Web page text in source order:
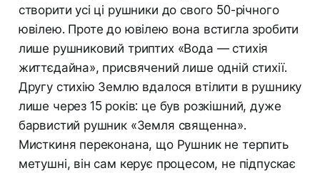
створити усі ці рушники до свого 50-річного
ювілею. Проте до ювілею вона встигла зробити
лише рушниковий триптих «Вода — стихія
життєдайна», присвячений лише одній стихії.
Другу стихію Землю вдалося втілити в рушнику
лише через 15 років: це був розкішний, дуже
барвистий рушник «Земля священна».
Мисткиня переконана, що Рушник не терпить
метушні, він сам керує процесом, не підпускає